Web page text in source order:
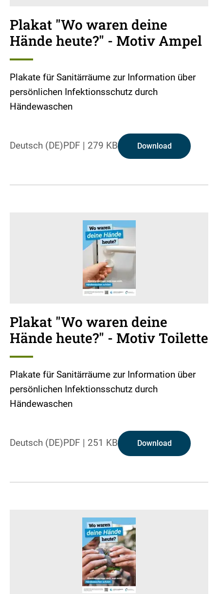
Plakat "Wo waren deine
Hände heute?" - Motiv Ampel
Plakate für Sanitärräume zur Information über
persönlichen Infektionsschutz durch
Händewaschen
Deutsch (DE)PDF | 279 KB Download
Plakat "Wo waren deine
Hände heute?" - Motiv Toilette
Plakate für Sanitärräume zur Information über
persönlichen Infektionsschutz durch
Händewaschen
Deutsch (DE)PDF | 251 KB Download